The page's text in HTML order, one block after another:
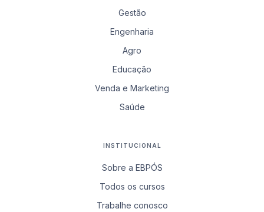
Gestão
Engenharia
Agro
Educação
Venda e Marketing
Saúde
INSTITUCIONAL
Sobre a EBPÓS
Todos os cursos
Trabalhe conosco